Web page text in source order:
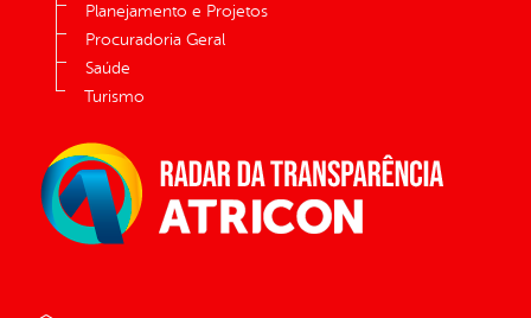
Planejamento e Projetos
Procuradoria Geral
Saúde
Turismo